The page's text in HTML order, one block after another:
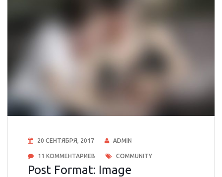
20 СЕНТЯБРЯ, 2017 ADMIN
11 КОММЕНТАРИЕВ COMMUNITY
Post Format: Image